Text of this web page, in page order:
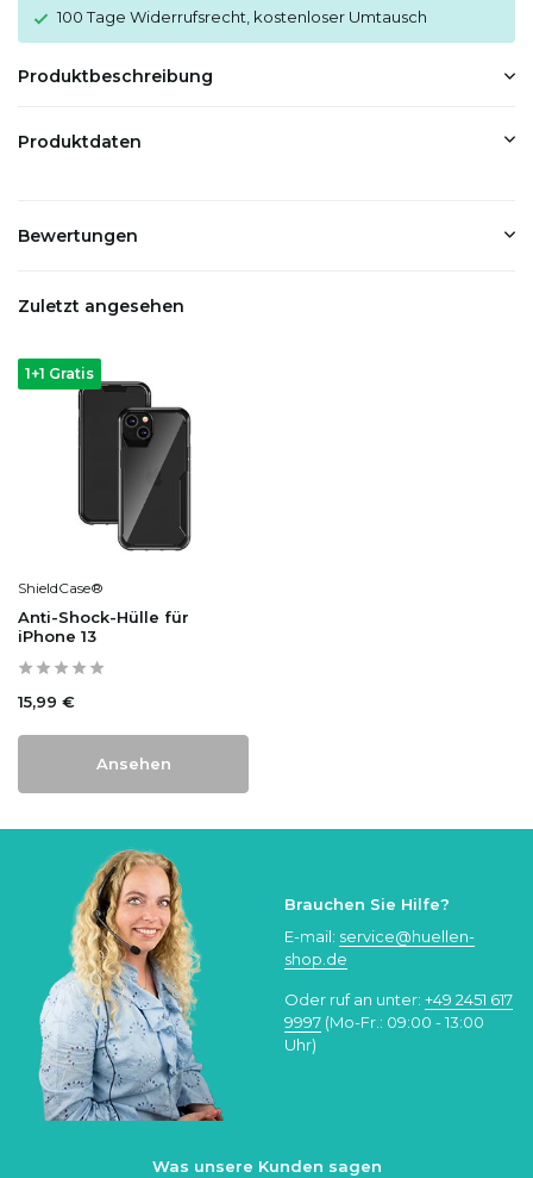
100 Tage Widerrufsrecht, kostenloser Umtausch
Produktbeschreibung
Produktdaten
Bewertungen
Zuletzt angesehen
1+1 Gratis
ShieldCase®
Anti-Shock-Hülle für
iPhone 13
15,99 €
Ansehen
Brauchen Sie Hilfe?
E-mail: service@huellen-
shop.de
Oder ruf an unter: +49 2451 617
9997 (Mo-Fr.: 09:00 - 13:00
Uhr)
Was unsere Kunden sagen